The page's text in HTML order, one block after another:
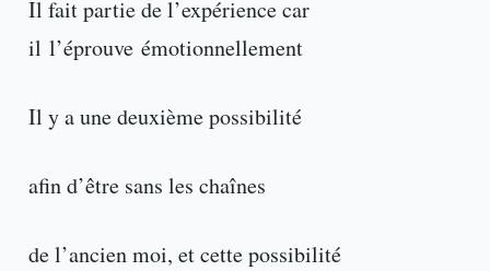
Il fait partie de l’expérience car
il l’éprouve émotionnellement
Il y a une deuxième possibilité
afin d’être sans les chaînes
de l’ancien moi, et cette possibilité